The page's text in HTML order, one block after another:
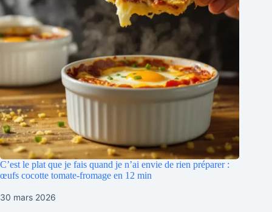
C’est le plat que je fais quand je n’ai envie de rien préparer :
œufs cocotte tomate-fromage en 12 min
30 mars 2026